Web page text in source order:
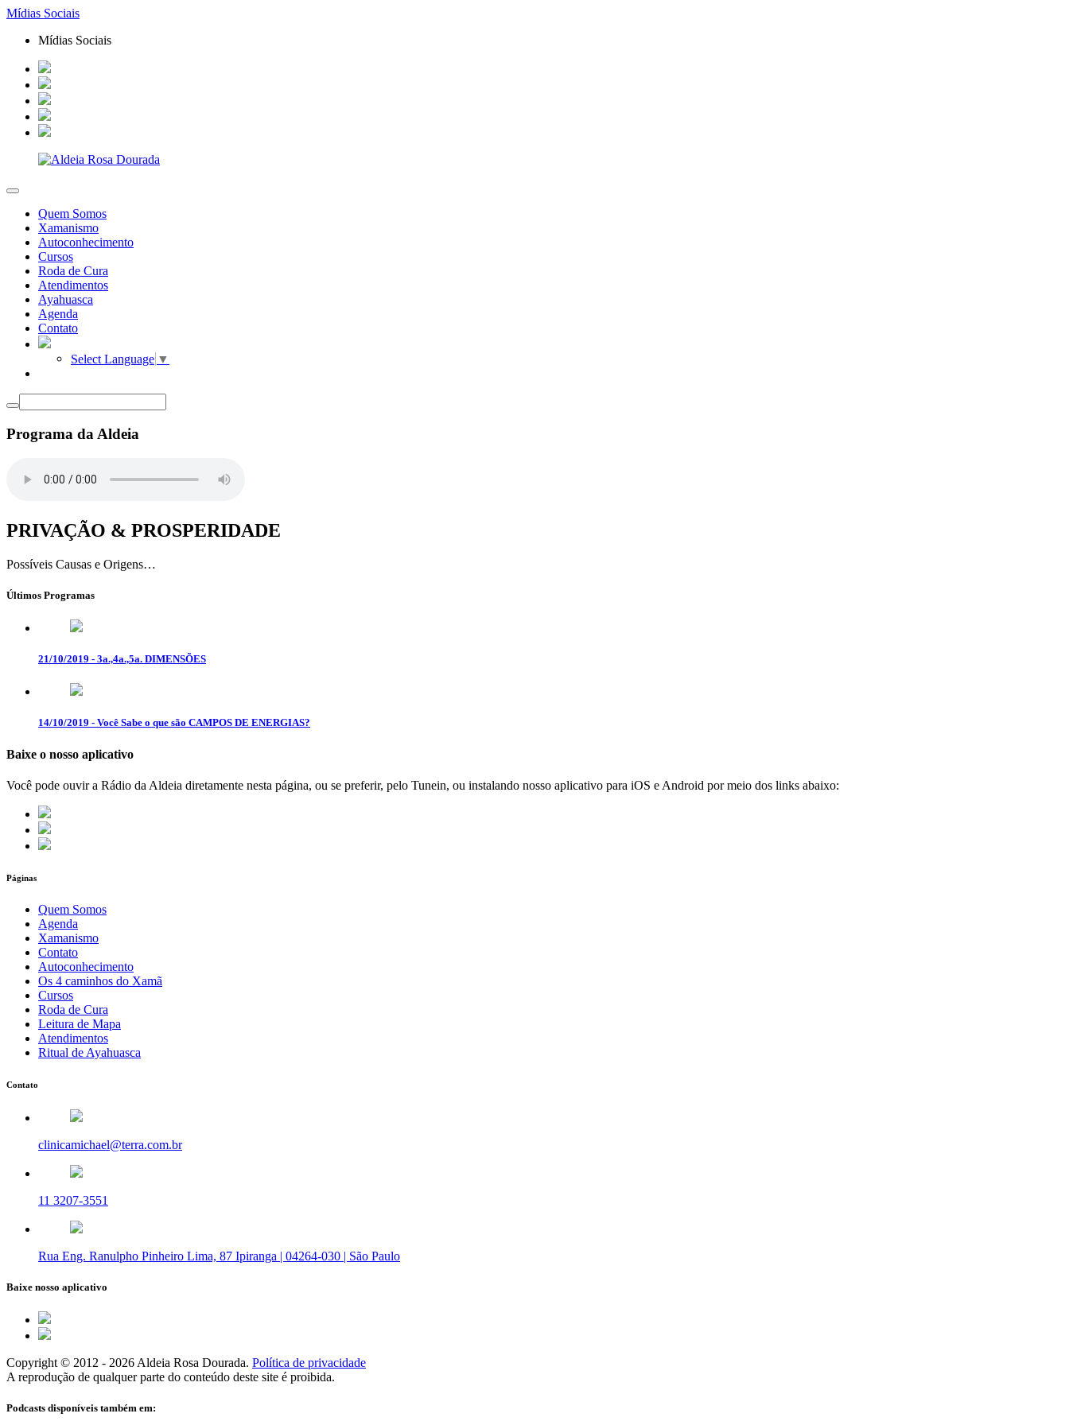
Mídias Sociais
Mídias Sociais
Quem Somos
Xamanismo
Autoconhecimento
Cursos
Roda de Cura
Atendimentos
Ayahuasca
Agenda
Contato
Select Language ▼
Programa da Aldeia
PRIVAÇÃO & PROSPERIDADE
Possíveis Causas e Origens…
Últimos Programas
21/10/2019 - 3a.,4a.,5a. DIMENSÕES
14/10/2019 - Você Sabe o que são CAMPOS DE ENERGIAS?
Baixe o nosso aplicativo
Você pode ouvir a Rádio da Aldeia diretamente nesta página, ou se preferir, pelo Tunein, ou instalando nosso aplicativo para iOS e Android por meio dos links abaixo:
Páginas
Quem Somos
Agenda
Xamanismo
Contato
Autoconhecimento
Os 4 caminhos do Xamã
Cursos
Roda de Cura
Leitura de Mapa
Atendimentos
Ritual de Ayahuasca
Contato
clinicamichael@terra.com.br
11 3207-3551
Rua Eng. Ranulpho Pinheiro Lima, 87 Ipiranga | 04264-030 | São Paulo
Baixe nosso aplicativo
Copyright © 2012 - 2026 Aldeia Rosa Dourada. Política de privacidade
A reprodução de qualquer parte do conteúdo deste site é proibida.
Podcasts disponíveis também em: